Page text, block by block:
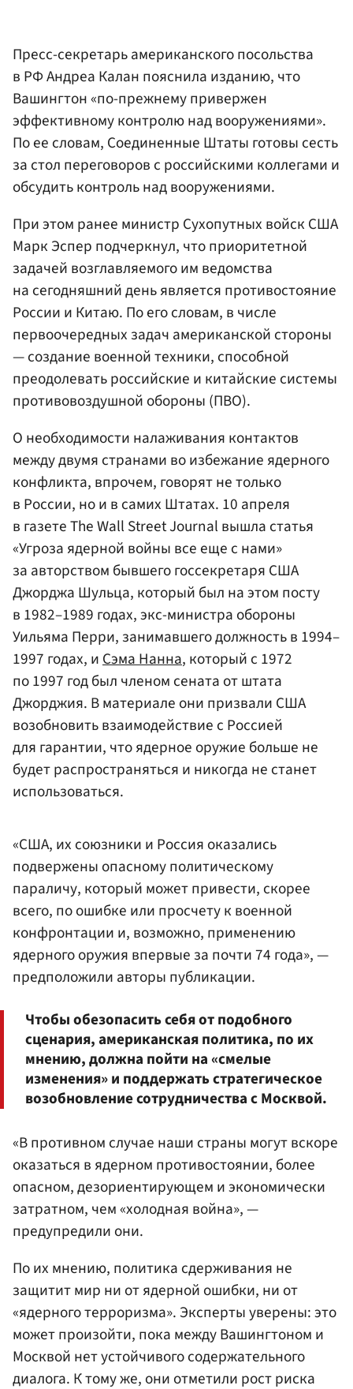
Пресс-секретарь американского посольства
в РФ Андреа Калан пояснила изданию, что
Вашингтон «по-прежнему привержен
эффективному контролю над вооружениями».
По ее словам, Соединенные Штаты готовы сесть
за стол переговоров с российскими коллегами и
обсудить контроль над вооружениями.
При этом ранее министр Сухопутных войск США
Марк Эспер подчеркнул, что приоритетной
задачей возглавляемого им ведомства
на сегодняшний день является противостояние
России и Китаю. По его словам, в числе
первоочередных задач американской стороны
— создание военной техники, способной
преодолевать российские и китайские системы
противовоздушной обороны (ПВО).
О необходимости налаживания контактов
между двумя странами во избежание ядерного
конфликта, впрочем, говорят не только
в России, но и в самих Штатах. 10 апреля
в газете The Wall Street Journal вышла статья
«Угроза ядерной войны все еще с нами»
за авторством бывшего госсекретаря США
Джорджа Шульца, который был на этом посту
в 1982–1989 годах, экс-министра обороны
Уильяма Перри, занимавшего должность в 1994–
1997 годах, иСэма Нанна, который с 1972
по 1997 год был членом сената от штата
Джорджия. В материале они призвали США
возобновить взаимодействие с Россией
для гарантии, что ядерное оружие больше не
будет распространяться и никогда не станет
использоваться.
«США, их союзники и Россия оказались
подвержены опасному политическому
параличу, который может привести, скорее
всего, по ошибке или просчету к военной
конфронтации и, возможно, применению
ядерного оружия впервые за почти 74 года», —
предположили авторы публикации.
Чтобы обезопасить себя от подобного
сценария, американская политика, по их
мнению, должна пойти на «смелые
изменения» и поддержать стратегическое
возобновление сотрудничества с Москвой.
«В противном случае наши страны могут вскоре
оказаться в ядерном противостоянии, более
опасном, дезориентирующем и экономически
затратном, чем «холодная война», —
предупредили они.
По их мнению, политика сдерживания не
защитит мир ни от ядерной ошибки, ни от
«ядерного терроризма». Эксперты уверены: это
может произойти, пока между Вашингтоном и
Москвой нет устойчивого содержательного
диалога. К тому же, они отметили рост риска